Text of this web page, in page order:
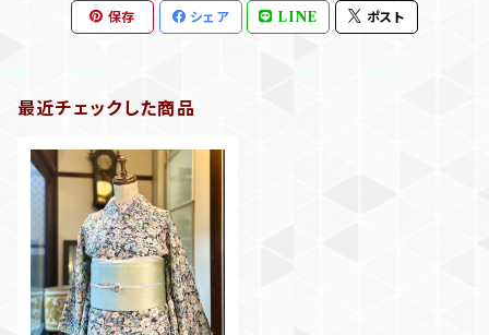
保存 シェア LINE ポスト
最近チェックした商品